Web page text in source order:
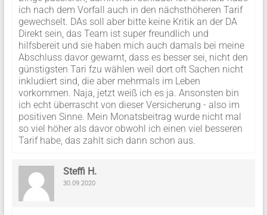
ich nach dem Vorfall auch in den nächsthöheren Tarif
gewechselt. DAs soll aber bitte keine Kritik an der DA
Direkt sein, das Team ist super freundlich und
hilfsbereit und sie haben mich auch damals bei meine
Abschluss davor gewarnt, dass es besser sei, nicht den
günstigsten Tari fzu wählen weil dort oft Sachen nicht
inkludiert sind, die aber mehrmals im Leben
vorkommen. Naja, jetzt weiß ich es ja. Ansonsten bin
ich echt überrascht von dieser Versicherung - also im
positiven Sinne. Mein Monatsbeitrag wurde nicht mal
so viel höher als davor obwohl ich einen viel besseren
Tarif habe, das zahlt sich dann schon aus.
Steffi H.
30.09.2020